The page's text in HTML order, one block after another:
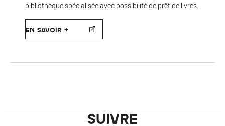
bibliothèque spécialisée avec possibilité de prêt de livres.
EN SAVOIR +
SUIVRE